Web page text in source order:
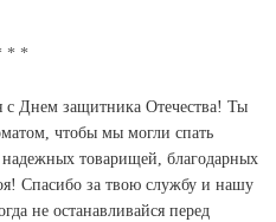
с Днем защитника Отечества! Ты
чтобы мы могли спать
товарищей, благодарных
Спасибо за твою службу и нашу
не останавливайся перед